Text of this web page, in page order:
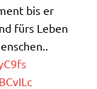
bis er
fürs Leben